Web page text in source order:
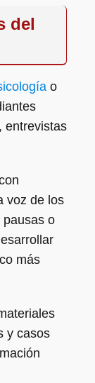
del
o
entrevistas
voz de los
pausas o
más
y casos